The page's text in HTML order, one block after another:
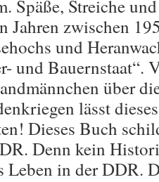
Späße, Streiche
Jahren zwischen
und
und Bauernstaat“.
über
lässt
Dieses Buch
Denn kein
Leben in der DDR.